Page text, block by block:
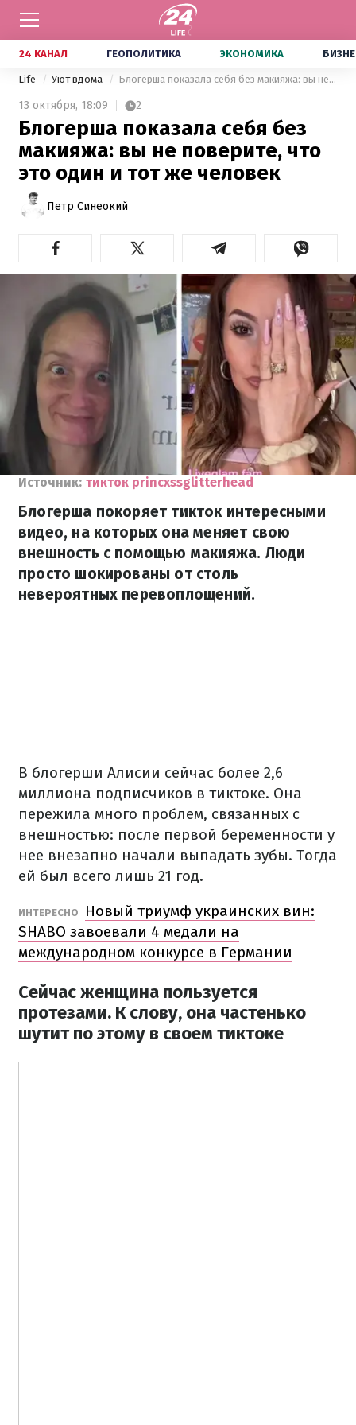
24 КАНАЛ ГЕОПОЛИТИКА ЭКОНОМИКА
Life Уют вдома Блогерша показала себя без макияжа: вы не поверите, что это один и тот же человек
13 октября, 18:09 2
Блогерша показала себя без
макияжа: вы не поверите, что
это один и тот же человек
Петр Синеокий
Источник: тикток princxssglitterhead
Блогерша покоряет тикток интересными
видео, на которых она меняет свою
внешность с помощью макияжа. Люди
просто шокированы от столь
невероятных перевоплощений.
В блогерши Алисии сейчас более 2,6
миллиона подписчиков в тиктоке. Она
пережила много проблем, связанных с
внешностью: после первой беременности у
нее внезапно начали выпадать зубы. Тогда
ей был всего лишь 21 год.
ИНТЕРЕСНО
Новый триумф украинских вин:
SHABO завоевали 4 медали на
международном конкурсе в Германии
Сейчас женщина пользуется
протезами. К слову, она частенько
шутит по этому в своем тиктоке